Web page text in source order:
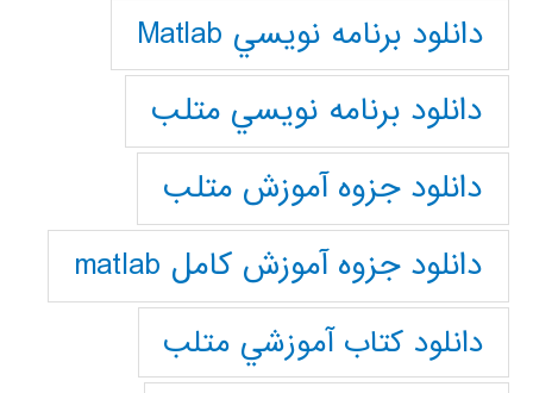
دانلود برنامه نويسي Matlab
دانلود برنامه نويسي متلب
دانلود جزوه آموزش متلب
دانلود جزوه آموزش کامل matlab
دانلود كتاب آموزشي متلب